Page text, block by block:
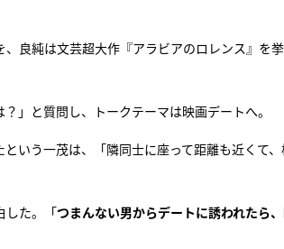
良純は文芸超大作『アラビアのロレンス』を
」と質問し、トークテーマは映画デートへ。
いう一茂は、「隣同士に座って距離も近くて
した。「つまんない男からデートに誘われたら